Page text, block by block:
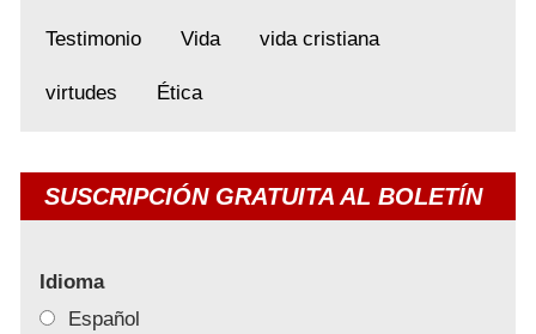
Testimonio Vida vida cristiana
virtudes Ética
SUSCRIPCIÓN GRATUITA AL BOLETÍN
Idioma
Español